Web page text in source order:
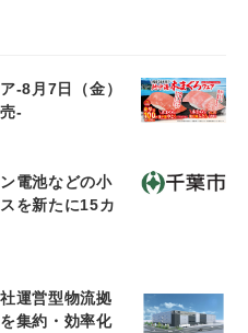
-8月7日（金）
-
電池などの小
を新たに15カ
運営型物流拠
集約・効率化